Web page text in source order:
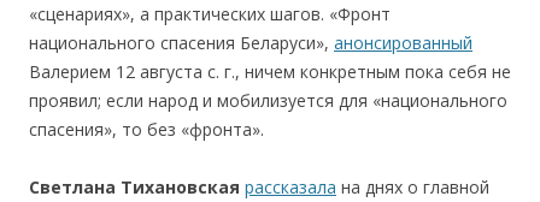
«сценариях», а практических шагов. «Фронт
национального спасения Беларуси», анонсированный
Валерием 12 августа с. г., ничем конкретным пока себя не
проявил; если народ и мобилизуется для «национального
спасения», то без «фронта».
Светлана Тихановская рассказала на днях о главной